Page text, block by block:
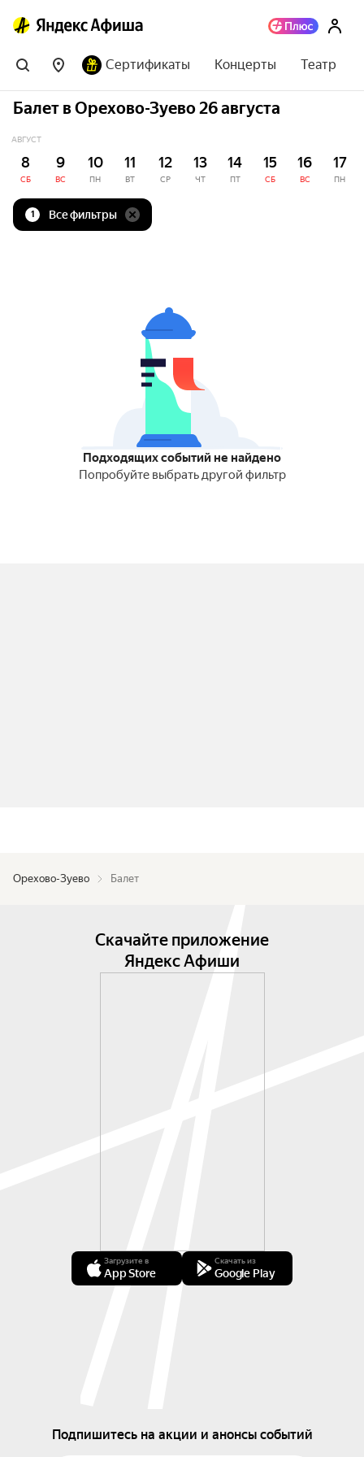
Сертификаты Концерты Театр
Балет в Орехово-Зуево 26 августа
АВГУСТ
8
СБ
9
ВС
10
ПН
11
ВТ
12
СР
13
ЧТ
14
ПТ
15
СБ
16
ВС
17
ПН
1 Все фильтры
Подходящих событий не найдено
Попробуйте выбрать другой фильтр
Орехово-Зуево Балет
Скачайте приложение
Яндекс Афиши
Загрузите в
App Store
Скачать из
Google Play
Подпишитесь на акции и анонсы событий